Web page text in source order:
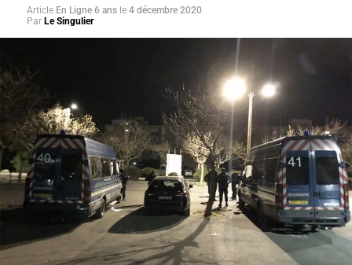
Article En Ligne 6 ans le 4 décembre 2020
Par Le Singulier